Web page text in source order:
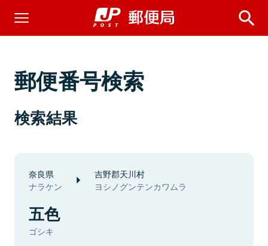
郵便番号検索
検索結果
奈良県
ナラケン
吉野郡天川村
ヨシノグンテンカワムラ
五色
ゴシキ